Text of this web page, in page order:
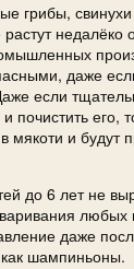
грибы,
недалёко
даже
если
почистить его,
мякоти и будут
до 6 лет не
любых
даже
шампиньоны.